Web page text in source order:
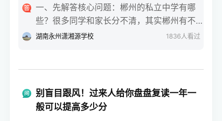
一、先解答核心问题：郴州的私立中学有哪
些？很多同学和家长分不清，其实郴州有不
少正规私立中学，比如郴州明星学校、郴州
中学有哪些，核心还是想选适合的学校，搭
配对的升学方式。二、单招和高考，考试难
度差太多高考是全国统一考试，每年6月7、8
湖南永州潇湘源学校 1836人看过
别盲目跟风！过来人给你盘盘复读一年一
般可以提高多少分